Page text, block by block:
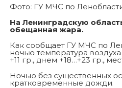
Фото: ГУ МЧС по
На Ленинградскую
обещанная жара.
Как сообщает ГУ МЧС по
ночью температура
+11 гр., днем +18…+23 гр.,
Ночью без существенных
кратковременные дожди.